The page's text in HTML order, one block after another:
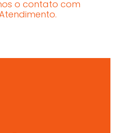
o contato com